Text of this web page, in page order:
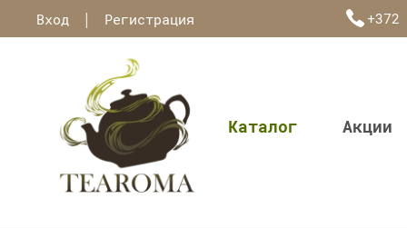
Вход | Регистрация +372
Каталог Акции